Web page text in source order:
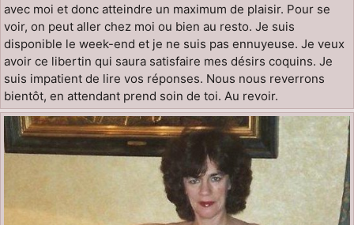
avec moi et donc atteindre un maximum de plaisir. Pour se
voir, on peut aller chez moi ou bien au resto. Je suis
disponible le week-end et je ne suis pas ennuyeuse. Je veux
avoir ce libertin qui saura satisfaire mes désirs coquins. Je
suis impatient de lire vos réponses. Nous nous reverrons
bientôt, en attendant prend soin de toi. Au revoir.